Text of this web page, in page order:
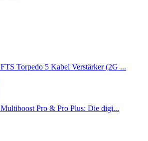
FTS Torpedo 5 Kabel Verstärker (2G ...
Multiboost Pro & Pro Plus: Die digi...